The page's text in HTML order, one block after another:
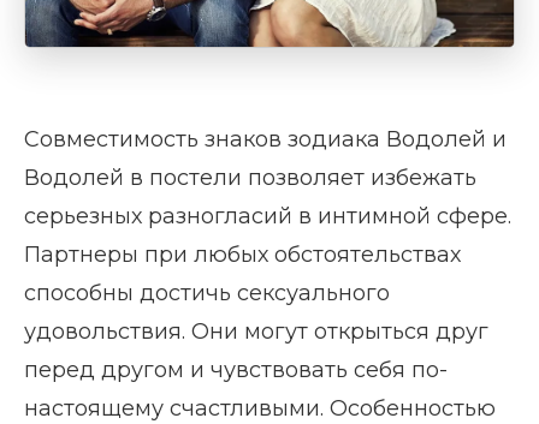
Совместимость знаков зодиака Водолей и
Водолей в постели позволяет избежать
серьезных разногласий в интимной сфере.
Партнеры при любых обстоятельствах
способны достичь сексуального
удовольствия. Они могут открыться друг
перед другом и чувствовать себя по-
настоящему счастливыми. Особенностью